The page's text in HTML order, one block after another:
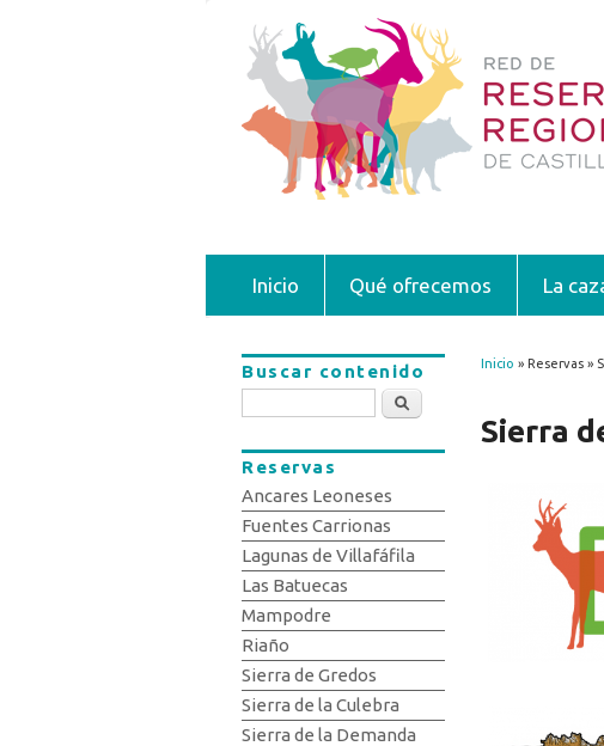
Inicio Qué ofrecemos La
Se
Inicio » Reservas »
Sierra
Buscar contenido
Buscar
Reservas
Ancares Leoneses
Fuentes Carrionas
Lagunas de Villafáfila
Las Batuecas
Mampodre
Riaño
Sierra de Gredos
Sierra de la Culebra
Sierra de la Demanda